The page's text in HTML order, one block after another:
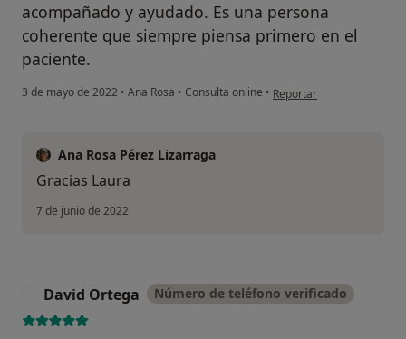
acompañado y ayudado. Es una persona
coherente que siempre piensa primero en el
paciente.
3 de mayo de 2022 • Ana Rosa • Consulta online • en opinión del usuario
Reportar
Ana Rosa Pérez Lizarraga
Gracias Laura
7 de junio de 2022
David Ortega Número de teléfono verificado